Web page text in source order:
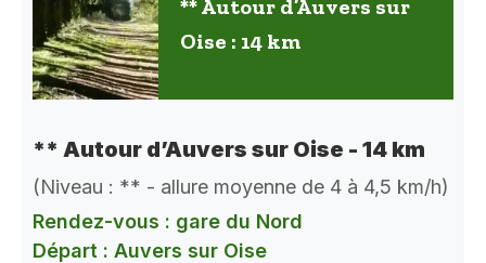
** Autour d’Auvers sur
Oise : 14 km
** Autour d’Auvers sur Oise - 14 km
(Niveau : ** - allure moyenne de 4 à 4,5 km/h)
Rendez-vous : gare du Nord
Départ : Auvers sur Oise